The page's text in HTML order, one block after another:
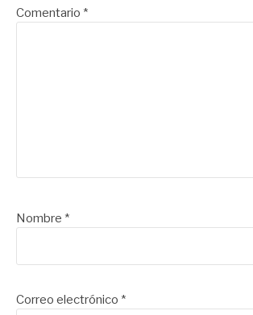
Comentario *
Nombre *
Correo electrónico *